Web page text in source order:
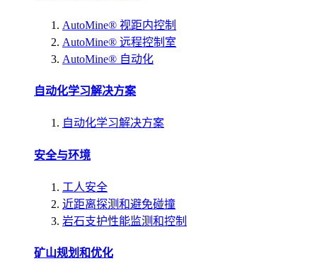
AutoMine® 视距内控制
AutoMine® 远程控制室
AutoMine® 自动化
自动化学习解决方案
自动化学习解决方案
安全与环境
工人安全
近距离探测和避免碰撞
岩石支护性能监测和控制
矿山规划和优化